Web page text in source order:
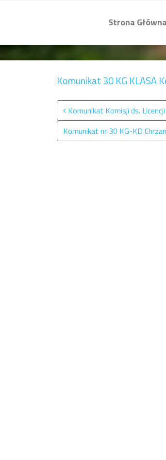
Strona Główna
Komunikat 30 KG KLASA
Nawigacja po
Komunikat Komisji ds.
Komunikat nr 30 KG-KD